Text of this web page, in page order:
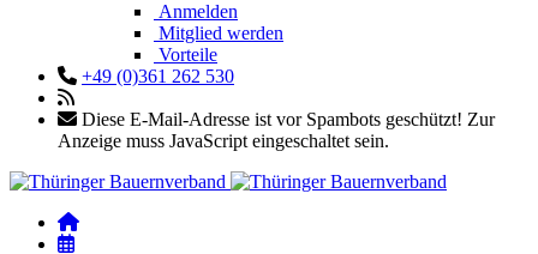
Anmelden
Mitglied werden
Vorteile
+49 (0)361 262 530
Diese E-Mail-Adresse ist vor Spambots geschützt! Zur
Anzeige muss JavaScript eingeschaltet sein.